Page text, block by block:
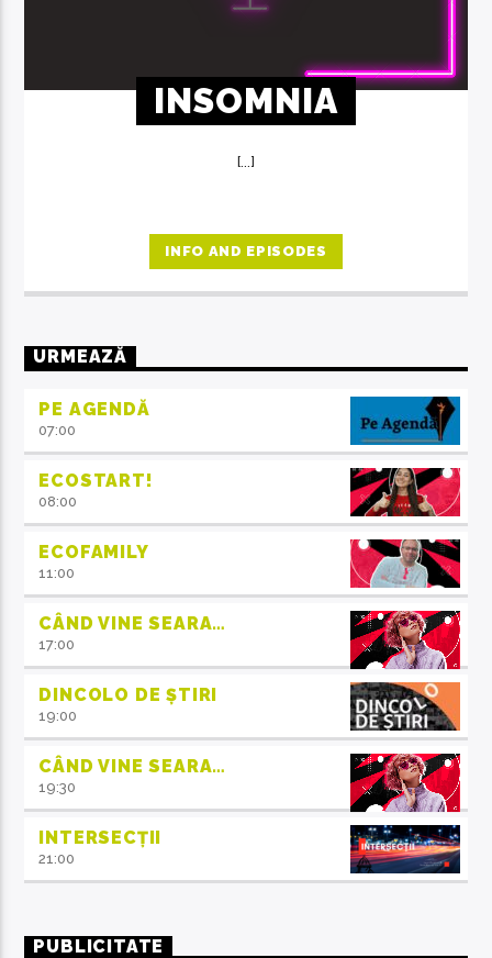
INSOMNIA
[...]
INFO AND EPISODES
URMEAZĂ
PE AGENDĂ
07:00
ECOSTART!
08:00
ECOFAMILY
11:00
CÂND VINE SEARA…
17:00
DINCOLO DE ȘTIRI
19:00
CÂND VINE SEARA…
19:30
INTERSECȚII
21:00
PUBLICITATE